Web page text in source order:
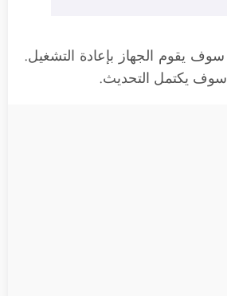
سوف يقوم الجهاز بإعادة التشغيل.
يكتمل التحديث.